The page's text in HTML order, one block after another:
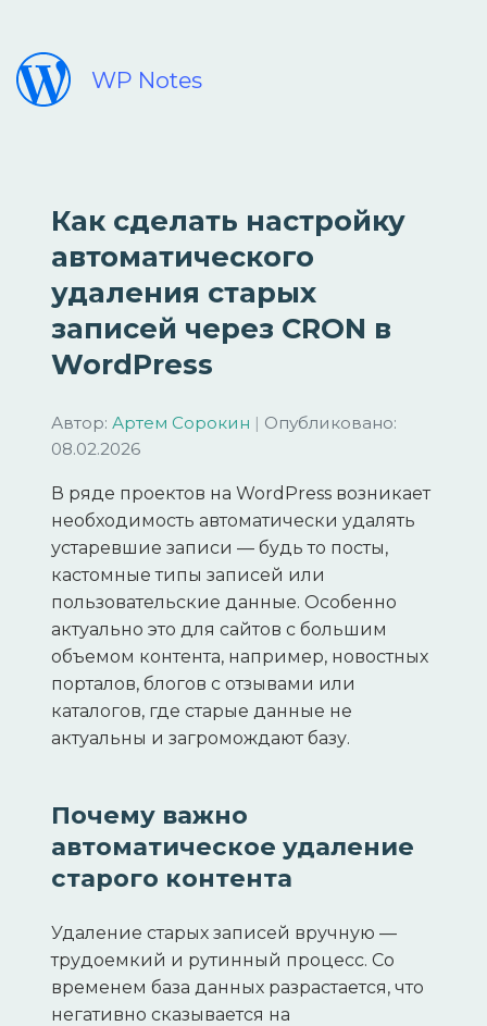
WP Notes
Как сделать настройку
автоматического
удаления старых
записей через CRON в
WordPress
Автор: Артем Сорокин | Опубликовано:
08.02.2026
В ряде проектов на WordPress возникает
необходимость автоматически удалять
устаревшие записи — будь то посты,
кастомные типы записей или
пользовательские данные. Особенно
актуально это для сайтов с большим
объемом контента, например, новостных
порталов, блогов с отзывами или
каталогов, где старые данные не
актуальны и загромождают базу.
Почему важно
автоматическое удаление
старого контента
Удаление старых записей вручную —
трудоемкий и рутинный процесс. Со
временем база данных разрастается, что
негативно сказывается на